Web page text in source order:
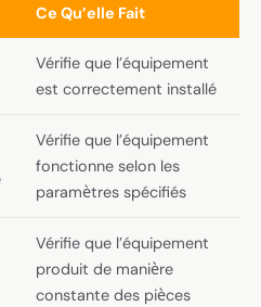
Ce Qu’elle Fait
Vérifie que l’équipement
est correctement installé
Vérifie que l’équipement
fonctionne selon les
paramètres spécifiés
Vérifie que l’équipement
produit de manière
constante des pièces